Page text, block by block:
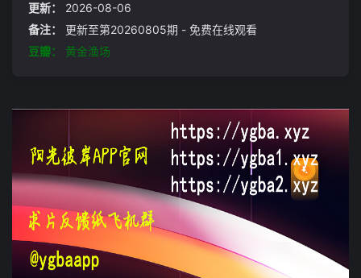
更新：
2026-08-06
备注：
更新至第20260805期 - 免费在线观看
豆瓣：
黄金渔场